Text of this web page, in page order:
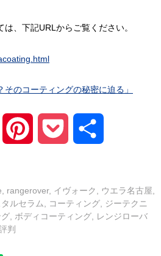
、下記URLからご覧ください。
のコーティングの秘密に迫る」
Line Pinterest Pocket
rangerover, イヴォーク ウエラ名古屋
ルセラム コーティング
ジーテクニ
ボディコーティング
レンジローバ
判